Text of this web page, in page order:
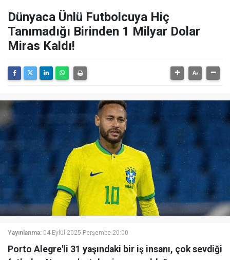
Dünyaca Ünlü Futbolcuya Hiç
Tanımadığı Birinden 1 Milyar Dolar
Miras Kaldı!
Yayınlanma: 04 Eylül 2025 Perşembe 20:00
Porto Alegre'li 31 yaşındaki bir iş insanı, çok sevdiği